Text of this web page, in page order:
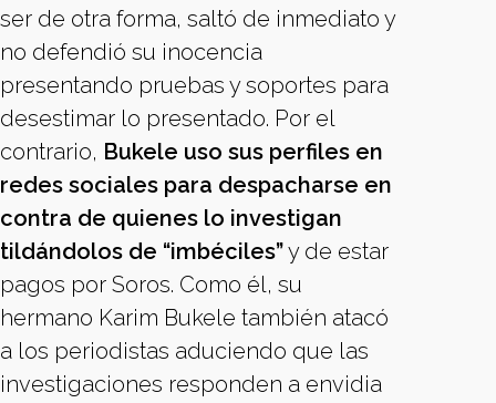
ser de otra forma, saltó de inmediato y
no defendió su inocencia
presentando pruebas y soportes para
desestimar lo presentado. Por el
contrario, Bukele uso sus perfiles en
redes sociales para despacharse en
contra de quienes lo investigan
tildándolos de “imbéciles”y de estar
pagos por Soros. Como él, su
hermano Karim Bukele también atacó
a los periodistas aduciendo que las
investigaciones responden a envidia